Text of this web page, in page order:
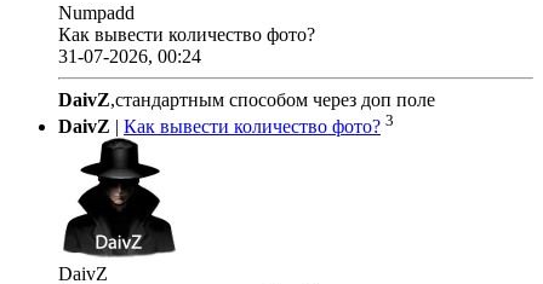
Numpadd
Как вывести количество фото?
31-07-2026, 00:24
DaivZ,стандартным способом через доп поле
DaivZ | Как вывести количество фото? 3
DaivZ